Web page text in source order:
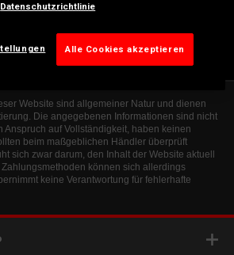
Website des Händlers
Website sind allgemeiner Natur und dienen
Die angegebenen Informationen sind nicht
Anspruch auf Vollständigkeit, haben keinen
beim maßgeblichen Händler überprüft
sich zwar darum, den Inhalt der Website aktuell
können sich allerdings
keine Verantwortung für fehlerhafte
Datenschutzrichtlinie
Alle Cookies akzeptieren